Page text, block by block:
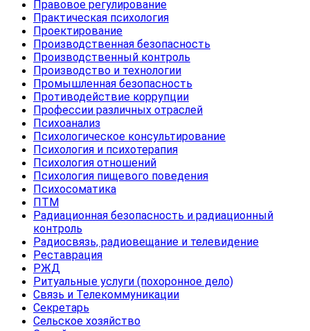
Правовое регулирование
Практическая психология
Проектирование
Производственная безопасность
Производственный контроль
Производство и технологии
Промышленная безопасность
Противодействие коррупции
Профессии различных отраслей
Психоанализ
Психологическое консультирование
Психология и психотерапия
Психология отношений
Психология пищевого поведения
Психосоматика
ПТМ
Радиационная безопасность и радиационный
контроль
Радиосвязь, радиовещание и телевидение
Реставрация
РЖД
Ритуальные услуги (похоронное дело)
Связь и Телекоммуникации
Секретарь
Сельское хозяйство